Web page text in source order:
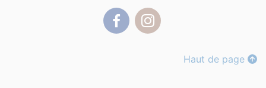
Haut de page